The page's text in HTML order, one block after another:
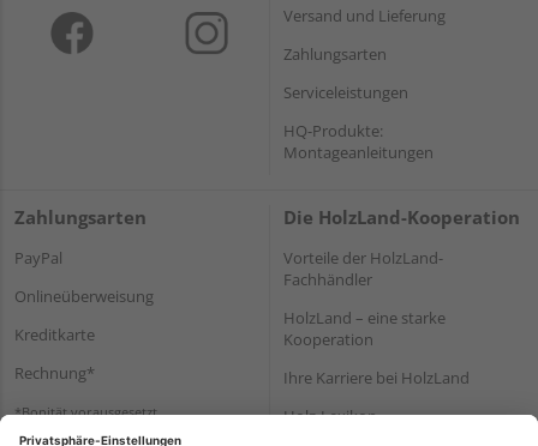
Versand und Lieferung
Zahlungsarten
Serviceleistungen
HQ-Produkte:
Montageanleitungen
Zahlungsarten
PayPal
Onlineüberweisung
Kreditkarte
Rechnung*
*Bonität vorausgesetzt
Die HolzLand-Kooperation
Vorteile der HolzLand-
Fachhändler
HolzLand – eine starke
Kooperation
Ihre Karriere bei HolzLand
Holz-Lexikon